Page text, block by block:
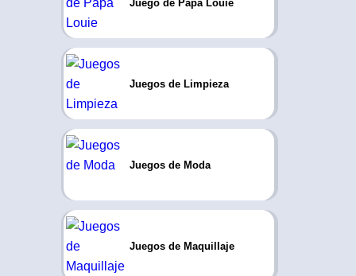
Juego de Papa Louie
Juegos de Limpieza
Juegos de Moda
Juegos de Maquillaje